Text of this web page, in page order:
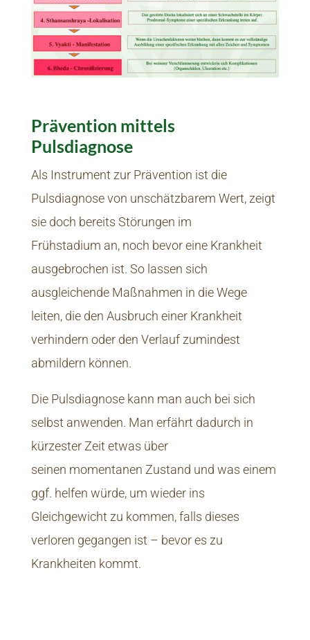
Prävention mittels
Pulsdiagnose
Als Instrument zur Prävention ist die
Pulsdiagnose von unschätzbarem Wert, zeigt
sie doch bereits Störungen im
Frühstadium an, noch bevor eine Krankheit
ausgebrochen ist. So lassen sich
ausgleichende Maßnahmen in die Wege
leiten, die den Ausbruch einer Krankheit
verhindern oder den Verlauf zumindest
abmildern können.
Die Pulsdiagnose kann man auch bei sich
selbst anwenden. Man erfährt dadurch in
kürzester Zeit etwas über
seinen momentanen Zustand und was einem
ggf. helfen würde, um wieder ins
Gleichgewicht zu kommen, falls dieses
verloren gegangen ist – bevor es zu
Krankheiten kommt.